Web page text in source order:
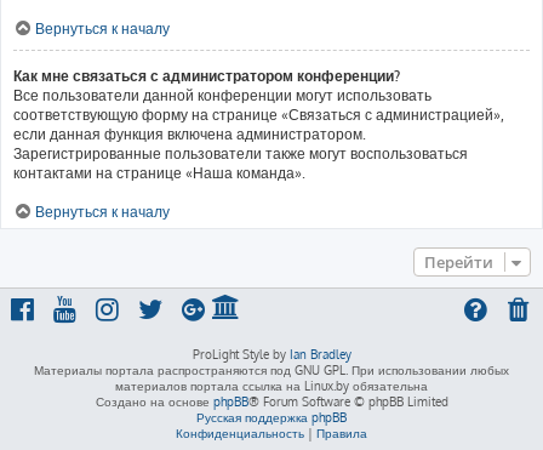
Вернуться к началу
Как мне связаться с администратором конференции?
Все пользователи данной конференции могут использовать
соответствующую форму на странице «Связаться с администрацией»,
если данная функция включена администратором.
Зарегистрированные пользователи также могут воспользоваться
контактами на странице «Наша команда».
Вернуться к началу
Перейти
ProLight Style by Ian Bradley
Материалы портала распространяются под GNU GPL. При использовании любых
материалов портала ссылка на Linux.by обязательна
Создано на основе phpBB® Forum Software © phpBB Limited
Русская поддержка phpBB
Конфиденциальность | Правила